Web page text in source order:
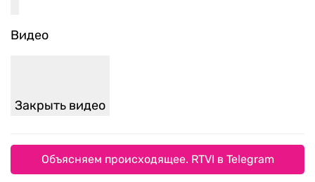
Видео
Закрыть видео
Объясняем происходящее. RTVI в Telegram